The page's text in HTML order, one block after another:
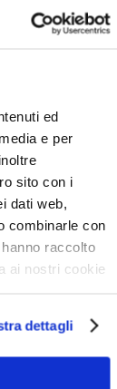
ed
e per
sito con i
dati web,
combinarle con
raccolto
ai nostri cookie
dettagli